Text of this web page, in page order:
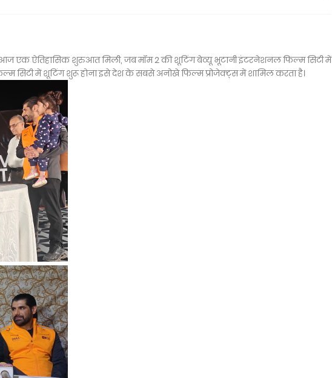
आज एक ऐतिहासिक शुरुआत मिली, जब मॉम 2 की शूटिंग बेव्यू भूटानी इंटरनेशनल फिल्म सिटी में
सिटी में शूटिंग शुरू होना इसे देश के सबसे अनोखे फिल्म प्रोजेक्ट्स में शामिल करता है।